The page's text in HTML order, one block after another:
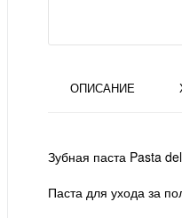
ОПИСАНИЕ
Зубная паста Pasta
Паста для ухода за